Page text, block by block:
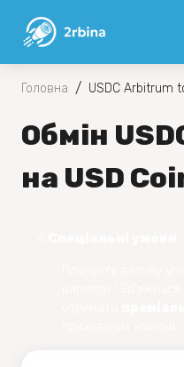
Головна / USDC Arbitrum
Обмін
на USD